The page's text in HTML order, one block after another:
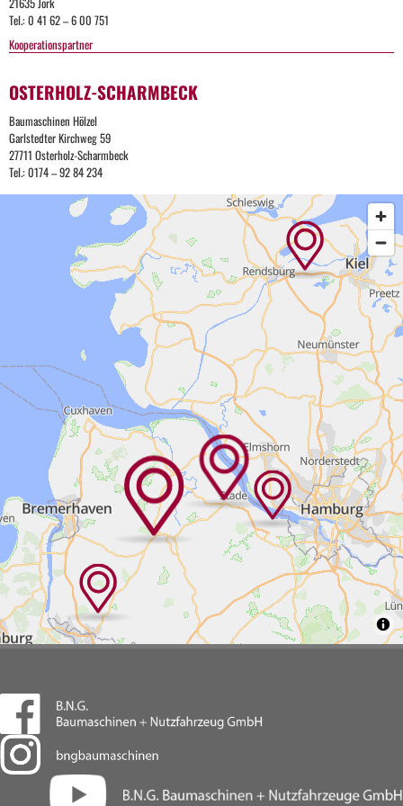
21635 Jork
Tel.: 0 41 62 – 6 00 751
Kooperationspartner
OSTERHOLZ-SCHARMBECK
Baumaschinen Hölzel
Garlstedter Kirchweg 59
27711 Osterholz-Scharmbeck
Tel.: 0174 – 92 84 234